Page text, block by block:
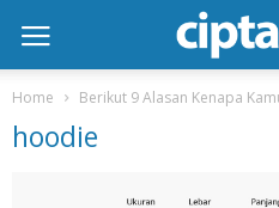
Home Berikut 9 Alasan Kenapa
hoodie